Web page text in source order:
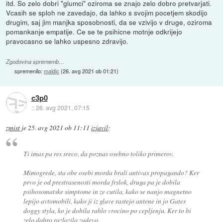
itd. So zelo dobri "glumci" oziroma se znajo zelo dobro pretvarjati.
Vcasih se sploh ne zavedajo, da lahko s svojim pocetjem skodijo
drugim, saj jim manjka sposobnosti, da se vzivijo v druge, oziroma
pomankanje empatije. Ce se te psihicne motnje odkrijejo
pravocasno se lahko uspesno zdravijo.
Zgodovina sprememb…
spremenilo:maldic (26. avg 2021 ob 01:21)
c3p0
::26. avg 2021, 07:15
zmist je25. avg 2021 ob 11:11 izjavil:
Ti imas pa res sreco, da poznas osebno toliko primerov.
Mimogrede, sta obe osebi morda brali antivax propagando? Ker
prvo je od prestrasenosti morda frslok, druga pa je dobila
psihosomatske simptome in ze cutila, kako se nanjo magnetno
lepijo avtomobili, kako ji iz glave rastejo antene in jo Gates
doggy styla, ko je dobila rahlo vrocino po cepljenju. Ker to bi
zelo dobro razlozilo zadevo.